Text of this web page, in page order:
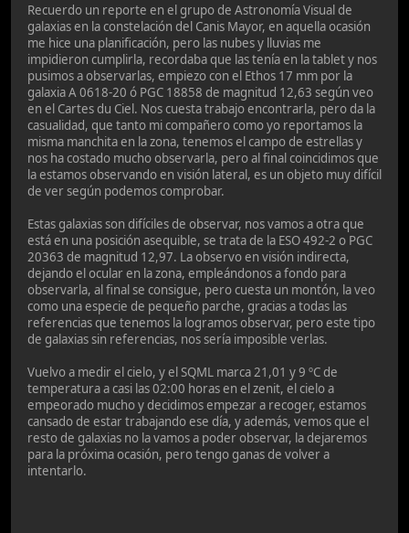
Recuerdo un reporte en el grupo de Astronomía Visual de
galaxias en la constelación del Canis Mayor, en aquella ocasión
me hice una planificación, pero las nubes y lluvias me
impidieron cumplirla, recordaba que las tenía en la tablet y nos
pusimos a observarlas, empiezo con el Ethos 17 mm por la
galaxia A 0618-20 ó PGC 18858 de magnitud 12,63 según veo
en el Cartes du Ciel. Nos cuesta trabajo encontrarla, pero da la
casualidad, que tanto mi compañero como yo reportamos la
misma manchita en la zona, tenemos el campo de estrellas y
nos ha costado mucho observarla, pero al final coincidimos que
la estamos observando en visión lateral, es un objeto muy difícil
de ver según podemos comprobar.
Estas galaxias son difíciles de observar, nos vamos a otra que
está en una posición asequible, se trata de la ESO 492-2 o PGC
20363 de magnitud 12,97. La observo en visión indirecta,
dejando el ocular en la zona, empleándonos a fondo para
observarla, al final se consigue, pero cuesta un montón, la veo
como una especie de pequeño parche, gracias a todas las
referencias que tenemos la logramos observar, pero este tipo
de galaxias sin referencias, nos sería imposible verlas.
Vuelvo a medir el cielo, y el SQML marca 21,01 y 9 ºC de
temperatura a casi las 02:00 horas en el zenit, el cielo a
empeorado mucho y decidimos empezar a recoger, estamos
cansado de estar trabajando ese día, y además, vemos que el
resto de galaxias no la vamos a poder observar, la dejaremos
para la próxima ocasión, pero tengo ganas de volver a
intentarlo.